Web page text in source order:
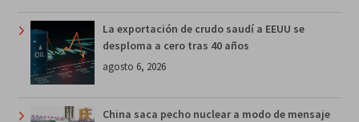
La exportación de crudo saudí a EEUU se
desploma a cero tras 40 años
agosto 6, 2026
China saca pecho nuclear a modo de mensaje